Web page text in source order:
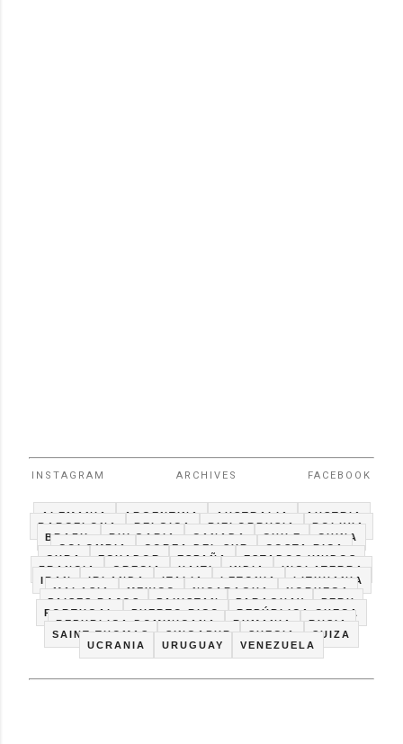
INSTAGRAM ARCHIVES FACEBOOK
ALEMANIA ARGENTINA AUSTRALIA
AUSTRIA
BARCELONA
BELGICA BIELORRUSIA
BOLIVIA
BRAZIL
BULGARIA CANADA CHILE
CHINA
COLOMBIA
COREA DEL SUR
COSTA RICA
CUBA
ECUADOR ESPAÑA
ESTADOS UNIDOS
FRANCIA
GRECIA HAITI INDIA
INGLATERRA
IRAN
IRLANDA ITALIA LETONIA
LITHUANIA
MALASIA
MEXICO NICARAGUA
NORUEGA
PAISES BAJOS
PAKISTAN PARAGUAY
PERU
PORTUGAL
PUERTO RICO
REPÚBLICA CHECA
REPUBLICA DOMINICANA
RUMANIA
RUSIA
SAINT THOMAS
SINGAPUR SUECIA
SUIZA
UCRANIA
URUGUAY VENEZUELA